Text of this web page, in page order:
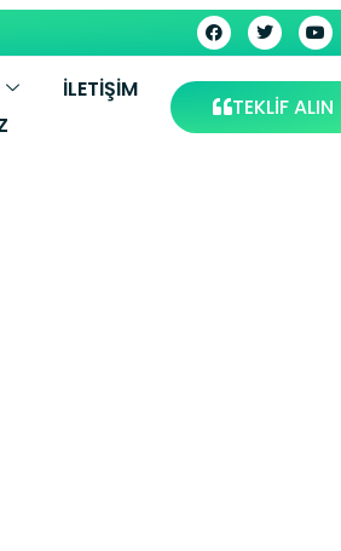
İLETIŞIM
TEKLİF ALIN